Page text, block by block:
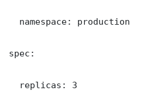
  namespace: production
spec:
  replicas: 3